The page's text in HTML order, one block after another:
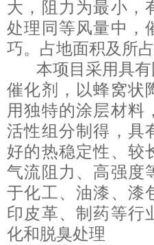
大，阻力为最小，
处理同等风量中，
巧。占地面积及所占
本项目采用具有
催化剂，以蜂窝状
用独特的涂层材料
活性组分制得，具
好的热稳定性、较
气流阻力、高强度
于化工、油漆、漆
印皮革、制药等行
化和脱臭处理